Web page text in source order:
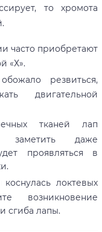
то хромота
часто приобретают
«Х».
резвиться,
двигательной
тканей лап
заметить даже
проявляться в
локтевых
возникновение
сгиба лапы.